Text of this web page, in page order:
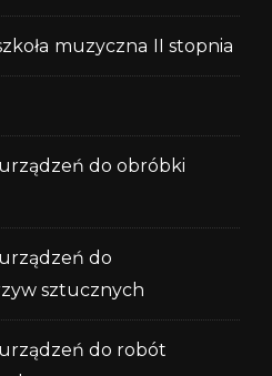
muzyczna II stopnia
do obróbki
do
sztucznych
do robót